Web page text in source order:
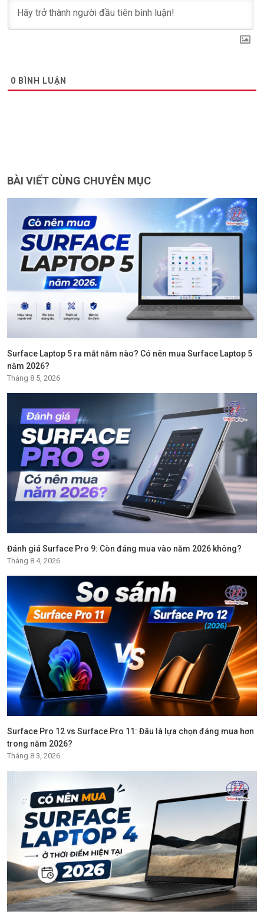
0 BÌNH LUẬN
BÀI VIẾT CÙNG CHUYÊN MỤC
Surface Laptop 5 ra mắt năm nào? Có nên mua Surface Laptop 5
năm 2026?
Tháng 8 5, 2026
Đánh giá Surface Pro 9: Còn đáng mua vào năm 2026 không?
Tháng 8 4, 2026
Surface Pro 12 vs Surface Pro 11: Đâu là lựa chọn đáng mua hơn
trong năm 2026?
Tháng 8 3, 2026